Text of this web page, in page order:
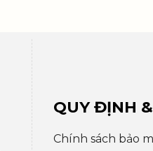
QUY ĐỊNH
Chính sách bảo